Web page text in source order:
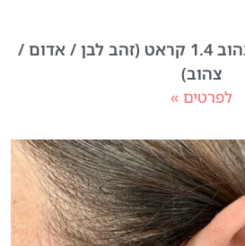
עגילי יהלומים זהב צהוב 1.4 קראט (זהב לבן / אדום /
צהוב)
לפרטים »